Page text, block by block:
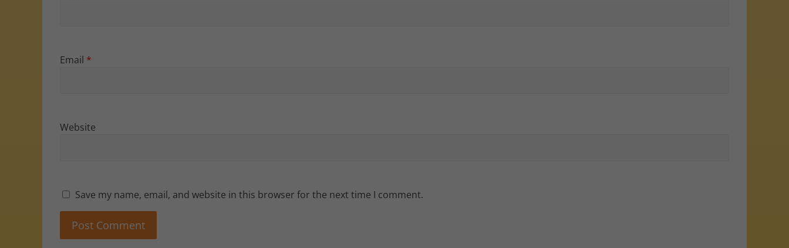
Email *
Website
Save my name, email, and website in this browser for the next time I comment.